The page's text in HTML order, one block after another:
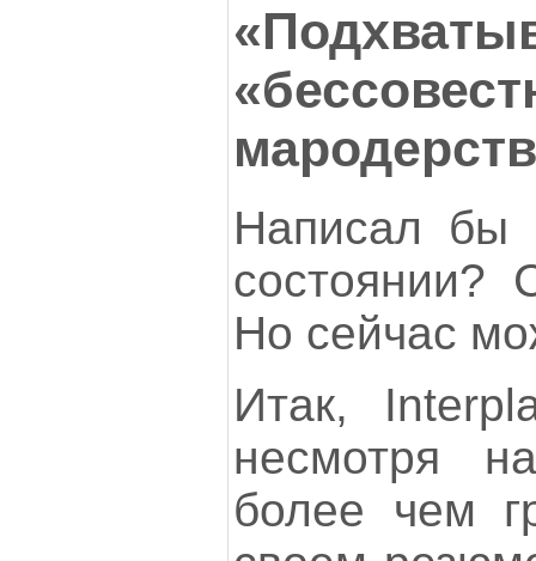
Написал бы
состоянии?
Но сейчас
Итак,
несмотря
более чем